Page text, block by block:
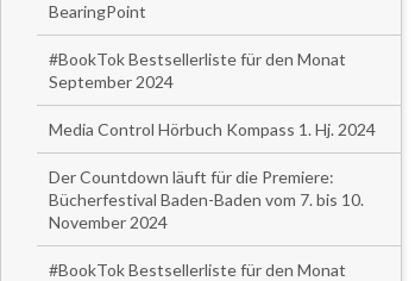
BearingPoint
#BookTok Bestsellerliste für den Monat
September 2024
Media Control Hörbuch Kompass 1. Hj. 2024
Der Countdown läuft für die Premiere:
Bücherfestival Baden-Baden vom 7. bis 10.
November 2024
#BookTok Bestsellerliste für den Monat